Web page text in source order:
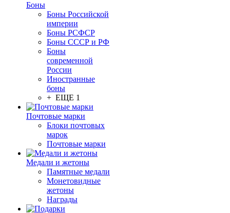
Боны
Боны Российской
империи
Боны РСФСР
Боны СССР и РФ
Боны
современной
России
Иностранные
боны
+ ЕЩЕ 1
Почтовые марки
Блоки почтовых
марок
Почтовые марки
Медали и жетоны
Памятные медали
Монетовидные
жетоны
Награды